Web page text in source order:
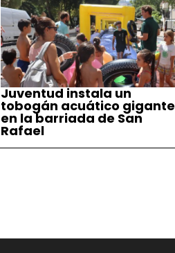
Juventud instala un
tobogán acuático gigante
en la barriada de San
Rafael